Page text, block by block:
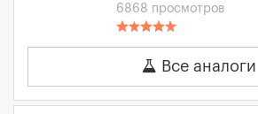
6868 просмотров
Все аналоги